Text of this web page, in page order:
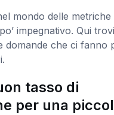
mondo delle
impegnativo. Qui
domande che ci fanno
tasso di
per una